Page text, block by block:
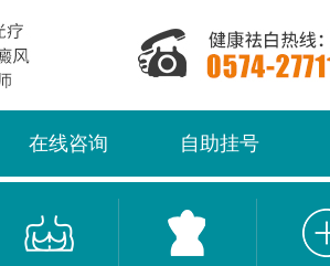
在线咨询 自助挂号